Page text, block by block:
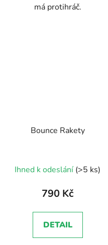
má protihráč.
Bounce Rakety
Ihned k odeslání (>5 ks)
790 Kč
DETAIL